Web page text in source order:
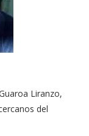
Liranzo,
del